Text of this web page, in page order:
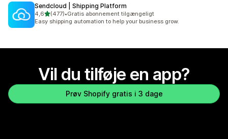
Sendcloud | Shipping Platform
4,6ud af 5 stjerner
(477)
477 anmeldelser i alt
•Gratis abonnement tilgængeligt
Easy shipping automation to help your business grow.
Vil du tilføje en app?
Prøv Shopify gratis i 3 dage